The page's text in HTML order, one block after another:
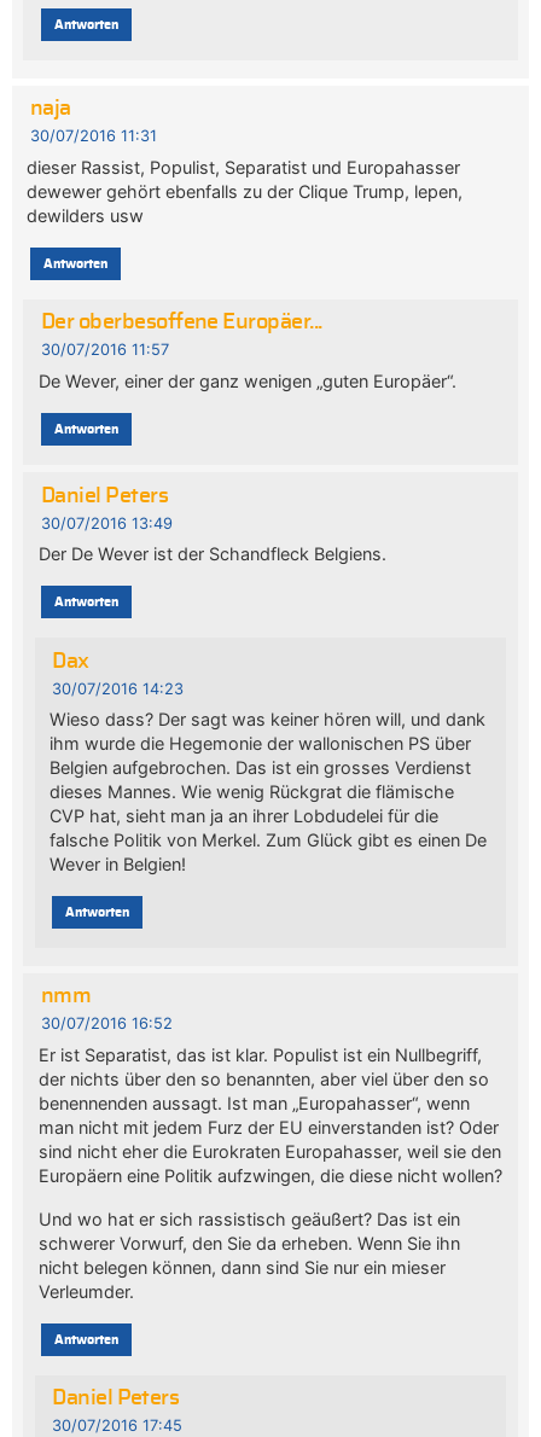
Antworten
naja
30/07/2016 11:31
dieser Rassist, Populist, Separatist und Europahasser
dewewer gehört ebenfalls zu der Clique Trump, lepen,
dewilders usw
Antworten
Der oberbesoffene Europäer...
30/07/2016 11:57
De Wever, einer der ganz wenigen „guten Europäer“.
Antworten
Daniel Peters
30/07/2016 13:49
Der De Wever ist der Schandfleck Belgiens.
Antworten
Dax
30/07/2016 14:23
Wieso dass? Der sagt was keiner hören will, und dank
ihm wurde die Hegemonie der wallonischen PS über
Belgien aufgebrochen. Das ist ein grosses Verdienst
dieses Mannes. Wie wenig Rückgrat die flämische
CVP hat, sieht man ja an ihrer Lobdudelei für die
falsche Politik von Merkel. Zum Glück gibt es einen De
Wever in Belgien!
Antworten
nmm
30/07/2016 16:52
Er ist Separatist, das ist klar. Populist ist ein Nullbegriff,
der nichts über den so benannten, aber viel über den so
benennenden aussagt. Ist man „Europahasser“, wenn
man nicht mit jedem Furz der EU einverstanden ist? Oder
sind nicht eher die Eurokraten Europahasser, weil sie den
Europäern eine Politik aufzwingen, die diese nicht wollen?
Und wo hat er sich rassistisch geäußert? Das ist ein
schwerer Vorwurf, den Sie da erheben. Wenn Sie ihn
nicht belegen können, dann sind Sie nur ein mieser
Verleumder.
Antworten
Daniel Peters
30/07/2016 17:45